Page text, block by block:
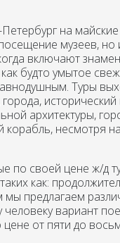
на
музеев,
включают
будто умытое
Туры
архитектуры,
несмотря
по своей цене ж/д
как:
предлагаем
вариант
от пяти до